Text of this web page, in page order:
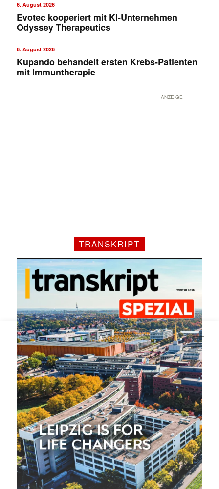
Mit dem |transkript-Newsletter
jede Woche aktuell informiert.
E-
Mail
(erforderlich)
6. August 2026
Evotec kooperiert mit KI-Unternehmen
Odyssey Therapeutics
6. August 2026
Kupando behandelt ersten Krebs-Patienten
mit Immuntherapie
ANZEIGE
TRANSKRIPT